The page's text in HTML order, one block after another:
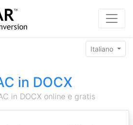
Italiano
in DOCX
in DOCX online e gratis